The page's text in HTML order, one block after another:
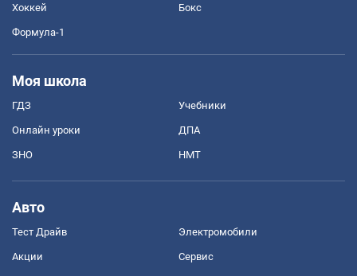
Хоккей Бокс
Формула-1
Моя школа
ГДЗ Учебники
Онлайн уроки ДПА
ЗНО НМТ
Авто
Тест Драйв Электромобили
Акции Сервис